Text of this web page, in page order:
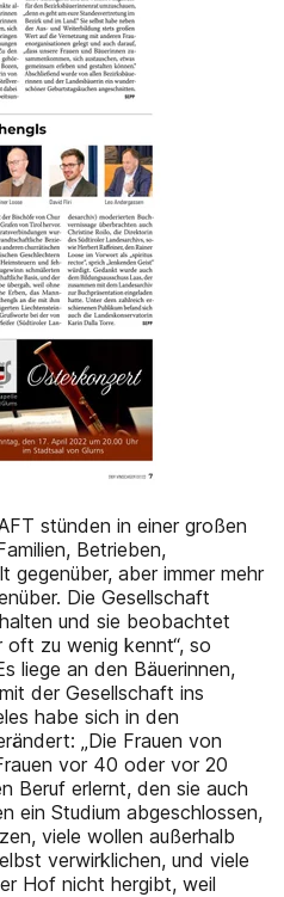
stünden in einer großen
Betrieben,
gegenüber, aber immer mehr
Die Gesellschaft
und sie beobachtet
oft zu wenig kennt“, so
liege an den Bäuerinnen,
der Gesellschaft ins
habe sich in den
„Die Frauen von
vor 40 oder vor 20
Beruf erlernt, den sie auch
ein Studium abgeschlossen,
viele wollen außerhalb
verwirklichen, und viele
Hof nicht hergibt, weil